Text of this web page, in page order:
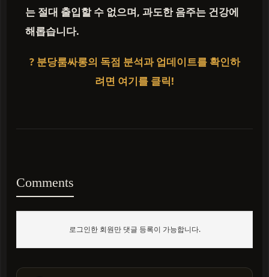
는 절대 출입할 수 없으며, 과도한 음주는 건강에
해롭습니다.
? 분당룸싸롱의 독점 분석과 업데이트를 확인하
려면 여기를 클릭!
Comments
로그인한 회원만 댓글 등록이 가능합니다.